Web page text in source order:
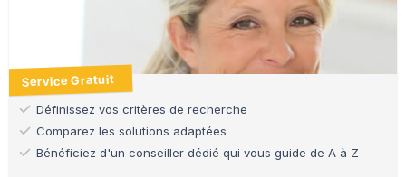
Service Gratuit
Définissez vos critères de recherche
Comparez les solutions adaptées
Bénéficiez d'un conseiller dédié qui vous guide de A à Z